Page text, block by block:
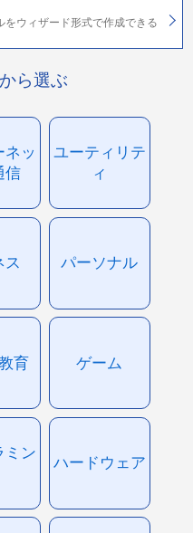
ウィザード形式で作成できる
ら選ぶ
ネッ
信
ユーティリテ
ィ
ス パーソナル
育 ゲーム
ミン
ハードウェア